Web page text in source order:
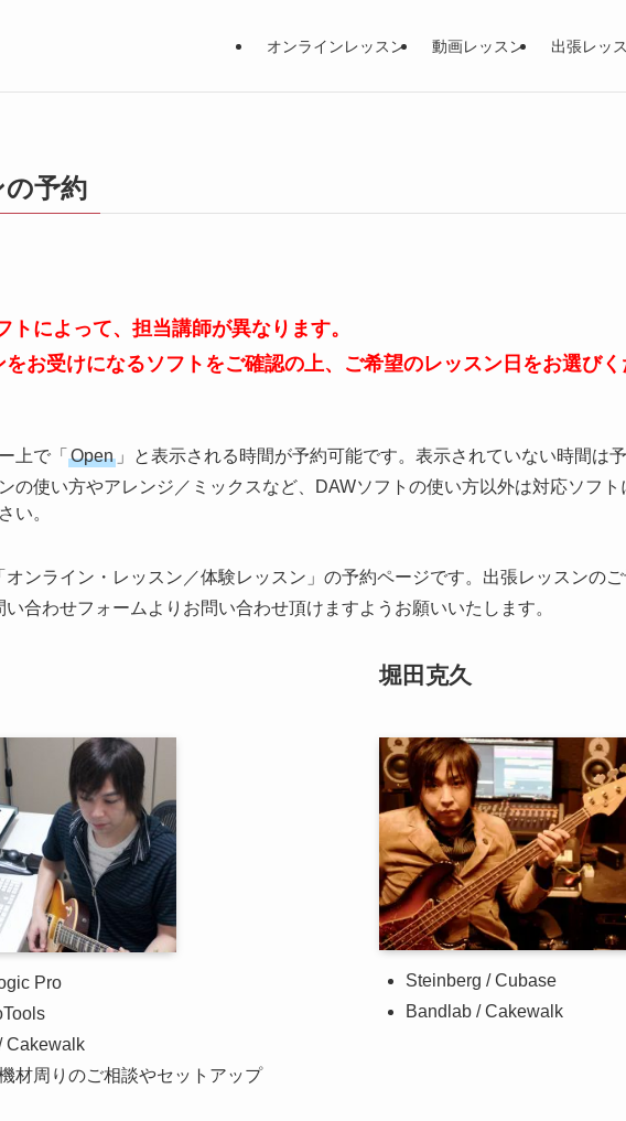
オンラインレッスン 動画レッスン 出張レッ
予約
トによって、担当講師が異なります。
をお受けになるソフトをご確認の上、ご希望のレッスン日をお選びく
上で「 Open 」と表示される時間が予約可能です。表示されていない時間は
の使い方やアレンジ／ミックスなど、DAWソフトの使い方以外は対応ソフ
い。
オンライン・レッスン／体験レッスン」の予約ページです。出張レッスンのご
い合わせフォームよりお問い合わせ頂けますようお願いいたします。
Pro
Cakewalk
材周りのご相談やセットアップ
堀田克久
Steinberg / Cubase
Bandlab / Cakewalk